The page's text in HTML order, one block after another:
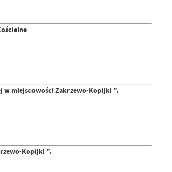
w miejscowości Zakrzewo-Kopijki ”.
Kopijki ”.